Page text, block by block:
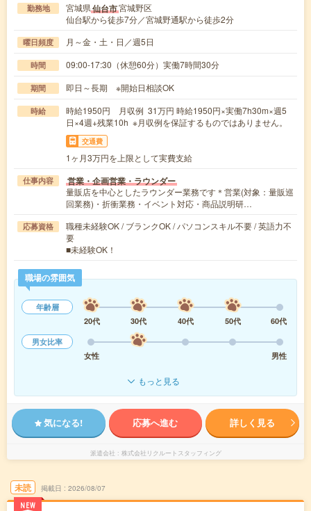
勤務地 宮城県仙台市宮城野区
仙台駅から徒歩7分／宮城野通駅から徒歩2分
曜日頻度 月～金・土・日／週5日
時間 09:00-17:30（休憩60分）実働7時間30分
期間 即日～長期 ※開始日相談OK
時給
時給1950円 月収例 31万円 時給1950円×実働7h30m×週5
日×4週+残業10h ※月収例を保証するものではありません。
交通費
1ヶ月3万円を上限として実費支給
仕事内容 営業・企画営業・ラウンダー
量販店を中心としたラウンダー業務です＊営業(対象：量販巡
回業務)・折衝業務・イベント対応・商品説明研…
応募資格
職種未経験OK / ブランクOK / パソコンスキル不要 / 英語力不
要
■未経験OK！
職場の雰囲気
年齢層
20代
30代 40代 50代
60代
男女比率
女性
男性
もっと見る
気になる! 応募へ進む 詳しく見る
派遣会社 株式会社リクルートスタッフィング
未読
NEW
掲載日 2026/08/07